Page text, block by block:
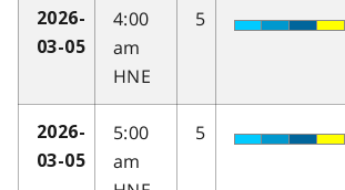
2026-
03-05
4:00
am
HNE
5
2026-
03-05
5:00
am
5